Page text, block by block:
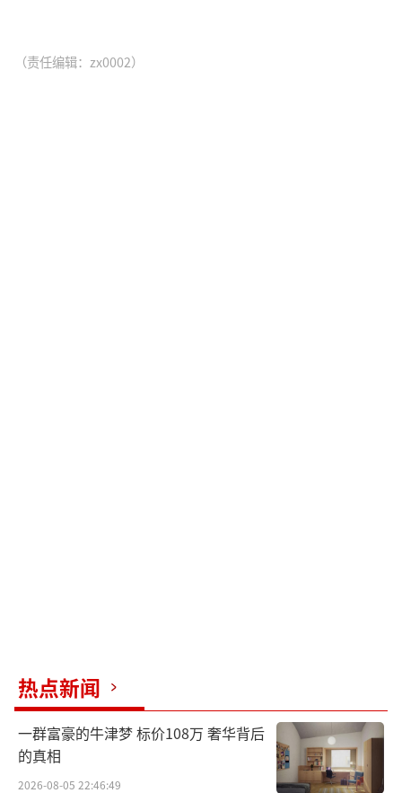
（责任编辑：zx0002）
热点新闻
一群富豪的牛津梦 标价108万 奢华背后
的真相
2026-08-05 22:46:49